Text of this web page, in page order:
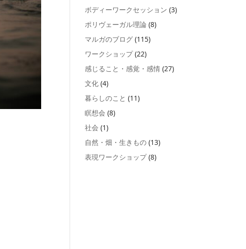
ボディーワークセッション (3)
ポリヴェーガル理論 (8)
マルガのブログ (115)
ワークショップ(22)
感じること・感覚・感情 (27)
文化 (4)
暮らしのこと (11)
瞑想会 (8)
社会 (1)
自然・畑・生きもの (13)
表現ワークショップ(8)